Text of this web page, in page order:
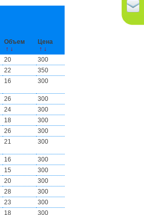
Объем
↑ ↓
Цена
↑ ↓
20
300
22
350
16 300
26
300
24
300
18
300
26
300
21 300
16
300
15
300
20
300
28
300
23
300
18 300